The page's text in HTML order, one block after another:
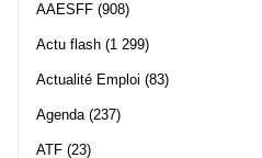
AAESFF (908)
Actu flash (1 299)
Actualité Emploi (83)
Agenda(237)
ATF (23)